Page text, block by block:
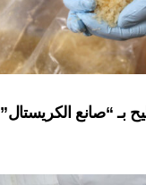
بـ “صانع الكريستال”